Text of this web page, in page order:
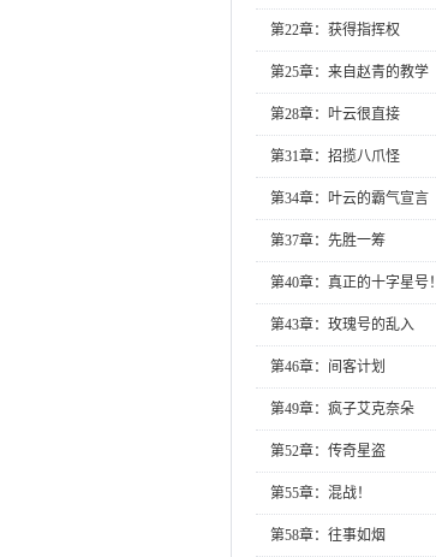
第22章：获得指挥权
第25章：来自赵青的教学
第28章：叶云很直接
第31章：招揽八爪怪
第34章：叶云的霸气宣言
第37章：先胜一筹
第40章：真正的十字星号！
第43章：玫瑰号的乱入
第46章：间客计划
第49章：疯子艾克奈朵
第52章：传奇星盗
第55章：混战！
第58章：往事如烟